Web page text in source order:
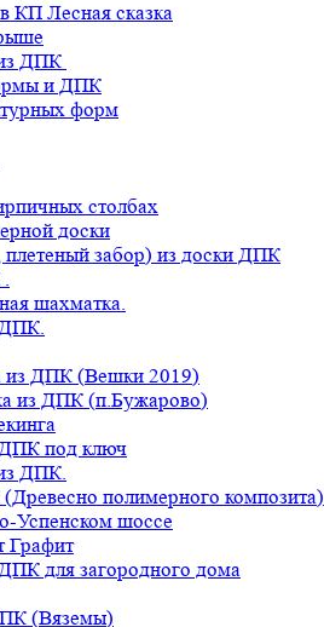
КП Лесная сказка
ДПК
и ДПК
форм
столбах
доски
плетеный забор) из доски ДПК
шахматка.
ДПК.
из ДПК (Вешки 2019)
из ДПК (п.Бужарово)
ДПК под ключ
ДПК.
полимерного композита)
Успенском шоссе
Графит
для загородного дома
(Вяземы)